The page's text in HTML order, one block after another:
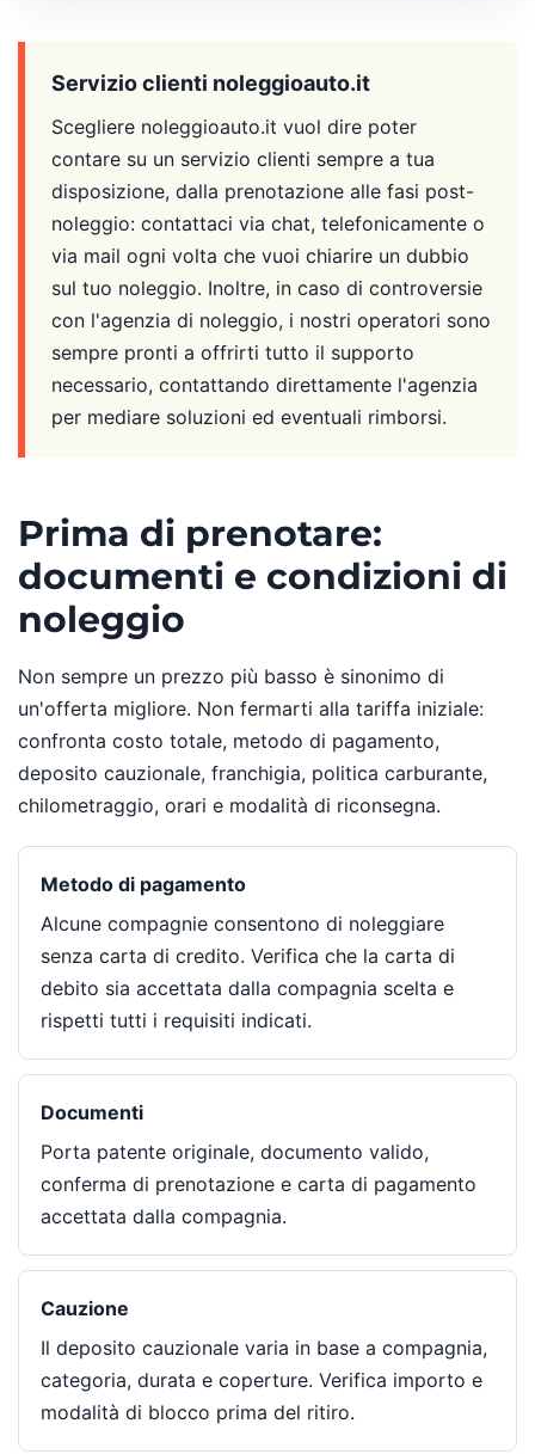
Servizio clienti noleggioauto.it
Scegliere noleggioauto.it vuol dire poter
contare su un servizio clienti sempre a tua
disposizione, dalla prenotazione alle fasi post-
noleggio: contattaci via chat, telefonicamente o
via mail ogni volta che vuoi chiarire un dubbio
sul tuo noleggio. Inoltre, in caso di controversie
con l'agenzia di noleggio, i nostri operatori sono
sempre pronti a offrirti tutto il supporto
necessario, contattando direttamente l'agenzia
per mediare soluzioni ed eventuali rimborsi.
Prima di prenotare:
documenti e condizioni di
noleggio
Non sempre un prezzo più basso è sinonimo di
un'offerta migliore. Non fermarti alla tariffa iniziale:
confronta costo totale, metodo di pagamento,
deposito cauzionale, franchigia, politica carburante,
chilometraggio, orari e modalità di riconsegna.
Metodo di pagamento
Alcune compagnie consentono di noleggiare
senza carta di credito. Verifica che la carta di
debito sia accettata dalla compagnia scelta e
rispetti tutti i requisiti indicati.
Documenti
Porta patente originale, documento valido,
conferma di prenotazione e carta di pagamento
accettata dalla compagnia.
Cauzione
Il deposito cauzionale varia in base a compagnia,
categoria, durata e coperture. Verifica importo e
modalità di blocco prima del ritiro.